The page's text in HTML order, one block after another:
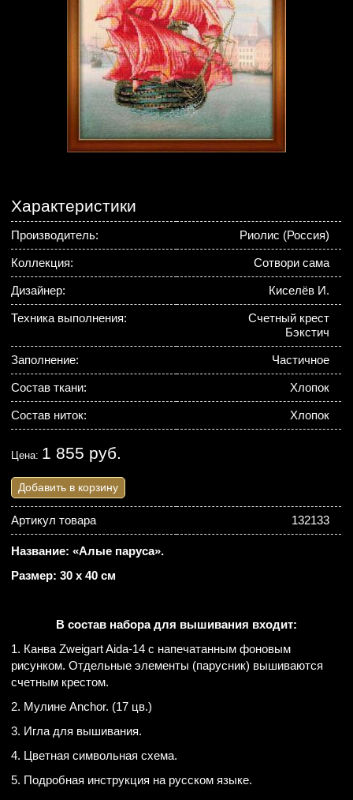
Характеристики
Производитель: Риолис (Россия)
Коллекция: Сотвори сама
Дизайнер: Киселёв И.
Техника выполнения:
Счетный крест
Бэкстич
Заполнение: Частичное
Состав ткани: Хлопок
Состав ниток: Хлопок
Цена: 1 855 руб.
Добавить в корзину
Артикул товара 132133
Название: «Алые паруса».
Размер: 30 х 40 см
В состав набора для вышивания входит:
1. Канва Zweigart Aida-14 с напечатанным фоновым
рисунком. Отдельные элементы (парусник) вышиваются
счетным крестом.
2. Мулине Anchor. (17 цв.)
3. Игла для вышивания.
4. Цветная символьная схема.
5. Подробная инструкция на русском языке.